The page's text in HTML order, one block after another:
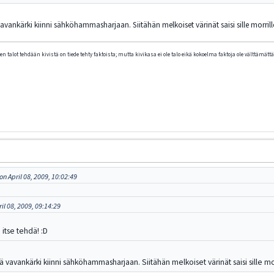
kiinni sähköhammasharjaan. Siitähän melkoiset värinät saisi sille
talot tehdään kivistä on tiede tehty faktoista; mutta kivikasa ei ole talo eikä kokoelma faktoja ole
April 08, 2009, 10:02:49
08, 2009, 09:14:29
tehdä! :D
vavankärki kiinni sähköhammasharjaan. Siitähän melkoiset värinät saisi sille